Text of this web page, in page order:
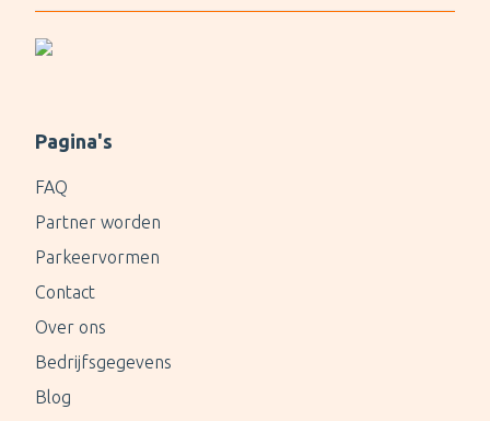
Pagina's
FAQ
Partner worden
Parkeervormen
Contact
Over ons
Bedrijfsgegevens
Blog